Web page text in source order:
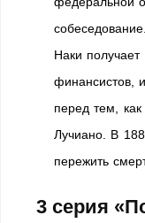
собеседование.
Наки получает
финансистов,
перед тем,
Лучиано. В
пережить
3 серия